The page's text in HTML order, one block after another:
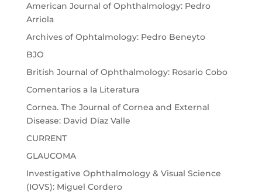
American Journal of Ophthalmology: Pedro
Arriola
Archives of Ophtalmology: Pedro Beneyto
BJO
British Journal of Ophthalmology: Rosario Cobo
Comentarios a la Literatura
Cornea. The Journal of Cornea and External
Disease: David Díaz Valle
CURRENT
GLAUCOMA
Investigative Ophthalmology & Visual Science
(IOVS): Miguel Cordero